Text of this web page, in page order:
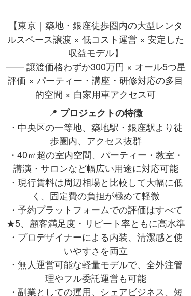
【東京｜築地・銀座徒歩圏内の大型レンタ
ルスペース譲渡 × 低コスト運営 × 安定した
収益モデル】
—— 譲渡価格わずか300万円 × オール5つ星
評価 × パーティー・講座・研修対応の多目
的空間 × 自家用車アクセス可
📍 プロジェクトの特徴
・中央区の一等地、築地駅・銀座駅より徒
歩圏内、アクセス抜群
・40㎡超の室内空間、パーティー・教室・
講演・サロンなど幅広い用途に対応可能
・現行賃料は周辺相場と比較して大幅に低
く、固定費の負担が極めて軽微
・予約プラットフォームでの評価はすべて
★5、顧客満足度・リピート率ともに高水準
・プロデザイナーによる内装、清潔感と使
いやすさを両立
・無人運営可能な軽量モデルで、全外注管
理やフル委託運営も可能
・副業としての運用、シェアビジネス、短